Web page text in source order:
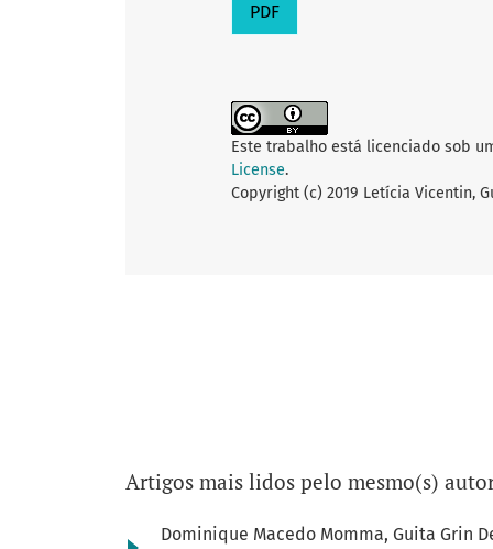
PDF
Este trabalho está licenciado sob
License.
Copyright (c) 2019 Letícia Vicentin,
Artigos mais lidos pelo mesmo(s)
Dominique Macedo Momma, Guita Grin